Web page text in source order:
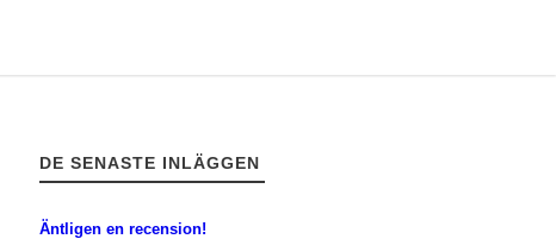
DE SENASTE INLÄGGEN
Äntligen en recension!